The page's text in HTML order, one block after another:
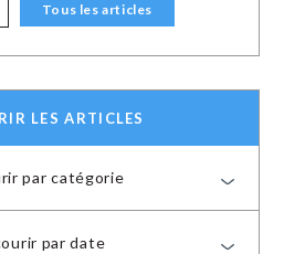
Tous les articles
LES ARTICLES
par catégorie
par date